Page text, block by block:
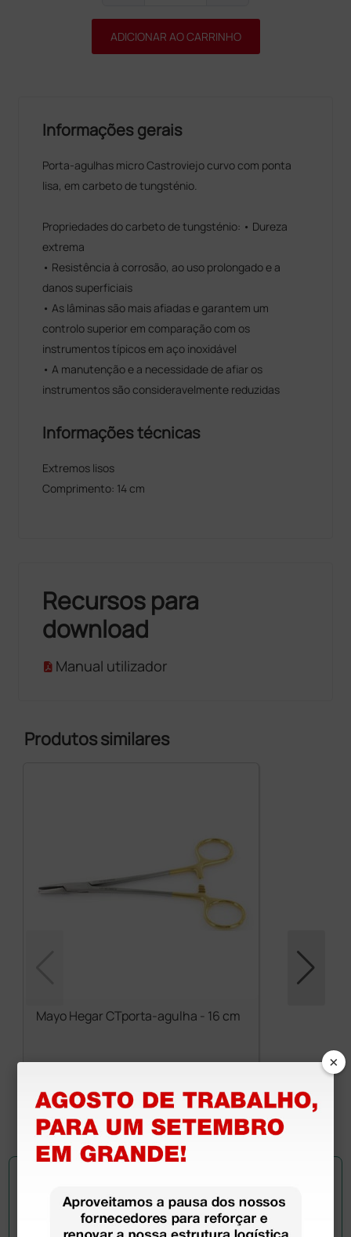
ADICIONAR AO CARRINHO
Informações gerais
Porta-agulhas micro Castroviejo curvo com ponta
lisa, em carbeto de tungsténio.
Propriedades do carbeto de tungsténio: • Dureza
extrema
• Resistência à corrosão, ao uso prolongado e a
danos superficiais
• As lâminas são mais afiadas e garantem um
controlo superior em comparação com os
instrumentos típicos em aço inoxidável
• A manutenção e a necessidade de afiar os
instrumentos são consideravelmente reduzidas
Informações técnicas
Extremos lisos
Comprimento: 14 cm
Recursos para
download
Manual utilizador
Produtos similares
Mayo Hegar CTporta-agulha - 16 cm
(Preço sem IVA)
1 unidade
×